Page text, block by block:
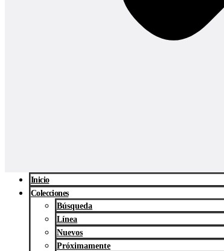
Inicio
Colecciones
Búsqueda
Línea
Nuevos
Próximamente